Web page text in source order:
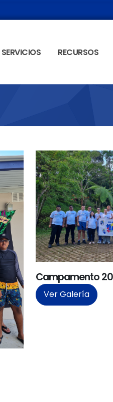
SERVICIOS RECURSOS
Campamento
Ver Galería